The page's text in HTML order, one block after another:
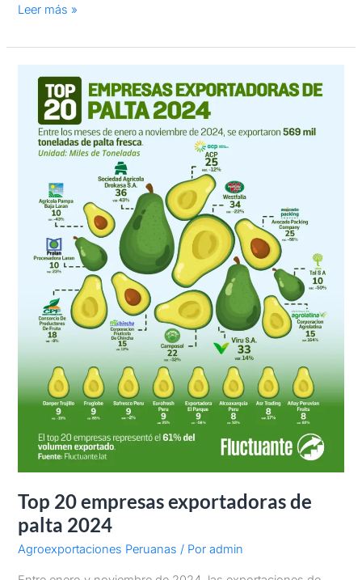
Leer más »
Top 20 empresas exportadoras de
palta 2024
Agroexportaciones Peruanas / Poradmin
empresas
exportadoras